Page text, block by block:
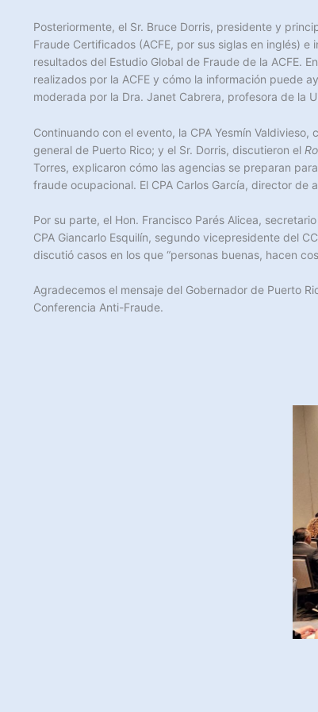
Posteriormente, el Sr. Bruce Dorris, presidente y
Fraude Certificados (ACFE, por sus siglas en inglés)
resultados del Estudio Global de Fraude de la ACFE.
realizados por la ACFE y cómo la información puede
moderada por la Dra. Janet Cabrera, profesora de la
Continuando con el evento, la CPA Yesmín
general de Puerto Rico; y el Sr. Dorris, discutieron el
Torres, explicaron cómo las agencias se preparan
fraude ocupacional. El CPA Carlos García, director
Por su parte, el Hon. Francisco Parés Alicea,
CPA Giancarlo Esquilín, segundo vicepresidente del
discutió casos en los que “personas buenas, hacen
Agradecemos el mensaje del Gobernador de Puerto
Conferencia Anti-Fraude.